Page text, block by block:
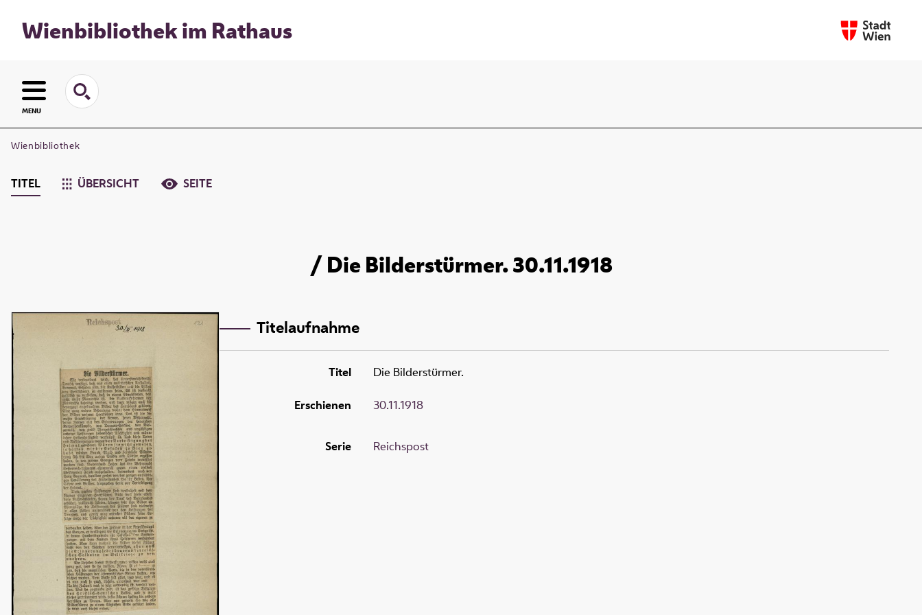
Wienbibliothek im Rathaus
MENU
Wienbibliothek
TITEL ÜBERSICHT SEITE
/ Die Bilderstürmer. 30.11.1918
Titelaufnahme
Titel Die Bilderstürmer.
Erschienen 30.11.1918
Serie Reichspost